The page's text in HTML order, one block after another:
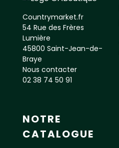
Countrymarket.fr
54 Rue des Frères
Lumière
45800 Saint-Jean-de-
Braye
Nous contacter
02 38 74 50 91
NOTRE
CATALOGUE